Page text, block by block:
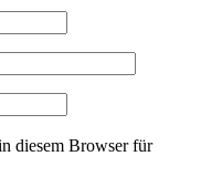
diesem Browser für